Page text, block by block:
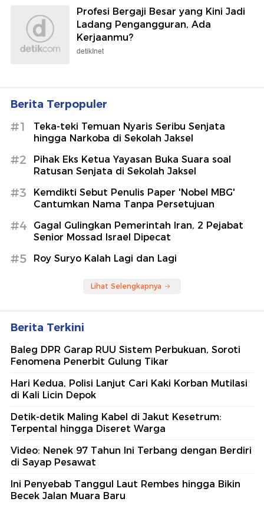
Profesi Bergaji Besar yang Kini Jadi
Ladang Pengangguran, Ada
Kerjaanmu?
detikInet
Berita Terpopuler
#1
Teka-teki Temuan Nyaris Seribu Senjata
hingga Narkoba di Sekolah Jaksel
#2
Pihak Eks Ketua Yayasan Buka Suara soal
Ratusan Senjata di Sekolah Jaksel
#3
Kemdikti Sebut Penulis Paper 'Nobel MBG'
Cantumkan Nama Tanpa Persetujuan
#4
Gagal Gulingkan Pemerintah Iran, 2 Pejabat
Senior Mossad Israel Dipecat
#5 Roy Suryo Kalah Lagi dan Lagi
Lihat Selengkapnya
Berita Terkini
Baleg DPR Garap RUU Sistem Perbukuan, Soroti
Fenomena Penerbit Gulung Tikar
Hari Kedua, Polisi Lanjut Cari Kaki Korban Mutilasi
di Kali Licin Depok
Detik-detik Maling Kabel di Jakut Kesetrum:
Terpental hingga Diseret Warga
Video: Nenek 97 Tahun Ini Terbang dengan Berdiri
di Sayap Pesawat
Ini Penyebab Tanggul Laut Rembes hingga Bikin
Becek Jalan Muara Baru